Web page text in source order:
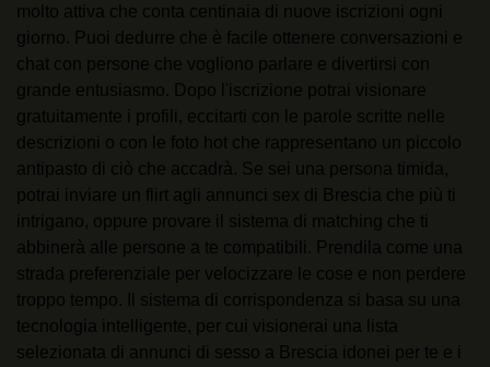
molto attiva che conta centinaia di nuove iscrizioni ogni
giorno. Puoi dedurre che è facile ottenere conversazioni e
chat con persone che vogliono parlare e divertirsi con
grande entusiasmo. Dopo l'iscrizione potrai visionare
gratuitamente i profili, eccitarti con le parole scritte nelle
descrizioni o con le foto hot che rappresentano un piccolo
antipasto di ciò che accadrà. Se sei una persona timida,
potrai inviare un flirt agli annunci sex di Brescia che più ti
intrigano, oppure provare il sistema di matching che ti
abbinerà alle persone a te compatibili. Prendila come una
strada preferenziale per velocizzare le cose e non perdere
troppo tempo. Il sistema di corrispondenza si basa su una
tecnologia intelligente, per cui visionerai una lista
selezionata di annunci di sesso a Brescia idonei per te e i